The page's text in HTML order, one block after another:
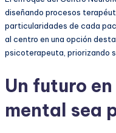
diseñando procesos
particularidades de cada
al centro en una opción
psicoterapeuta, priorizando
Un futuro
mental sea